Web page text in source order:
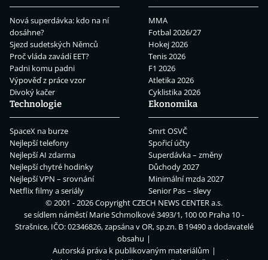
Nová superdávka: kdo na ní
dosáhne?
Sjezd sudetských Němců
Proč vláda zavádí EET?
Padni komu padni
Výpověď z práce vzor
Divoký kačer
MMA
Fotbal 2026/27
Hokej 2026
Tenis 2026
F1 2026
Atletika 2026
Cyklistika 2026
Technologie
SpaceX na burze
Nejlepší telefony
Nejlepší AI zdarma
Nejlepší chytré hodinky
Nejlepší VPN – srovnání
Netflix filmy a seriály
Ekonomika
Smrt OSVČ
Spořicí účty
Superdávka – změny
Důchody 2027
Minimální mzda 2027
Senior Pas – slevy
© 2001 - 2026 CopyrightCZECH NEWS CENTER a.s.
se sídlem náměstí Marie Schmolkové 3493/1, 100 00 Praha 10 -
Strašnice, IČO: 02346826, zapsána v OR, sp.zn. B 19490 a dodavatelé
obsahu
Autorská práva k publikovaným materiálům